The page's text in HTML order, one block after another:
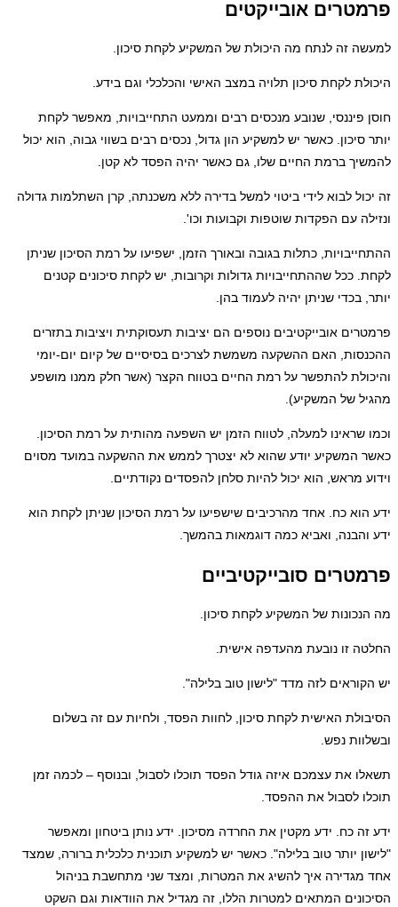
אובייקטים
לנתח מה היכולת של המשקיע לקחת סיכון.
סיכון תלויה במצב האישי והכלכלי וגם בידע.
שנובע מנכסים רבים וממעט התחייבויות, מאפשר לקחת
כאשר יש למשקיע הון גדול, נכסים רבים בשווי גבוה, הוא יכול
החיים שלו, גם כאשר יהיה הפסד לא קטן.
לידי ביטוי למשל בדירה ללא משכנתה, קרן השתלמות גדולה
הפקדות שוטפות וקבועות וכו'.
כתלות בגובה ובאורך הזמן, ישפיעו על רמת הסיכון שניתן
שההתחייבויות גדולות וקרובות, יש לקחת סיכונים קטנים
שניתן יהיה לעמוד בהן.
נוספים הם יציבות תעסוקתית ויציבות בתזרים
האם ההשקעה משמשת לצרכים בסיסיים של קיום יום-יומי
על רמת החיים בטווח הקצר (אשר חלק ממנו מושפע
המשקיע).
למעלה, לטווח הזמן יש השפעה מהותית על רמת הסיכון.
יודע שהוא לא יצטרך לממש את ההשקעה במועד מסוים
הוא יכול להיות סלחן להפסדים נקודתיים.
אחד מהרכיבים שישפיעו על רמת הסיכון שניתן לקחת הוא
ואביא כמה דוגמאות בהמשך.
סובייקטיביים
של המשקיע לקחת סיכון.
נובעת מהעדפה אישית.
לזה מדד "לישון טוב בלילה".
לקחת סיכון, לחוות הפסד, ולחיות עם זה בשלום
עצמכם איזה גודל הפסד תוכלו לסבול, ובנוסף – לכמה זמן
את ההפסד.
ידע מקטין את החרדה מסיכון. ידע נותן ביטחון ומאפשר
טוב בלילה". כאשר יש למשקיע תוכנית כלכלית ברורה, שמצד
איך להשיג את המטרות, ומצד שני מתחשבת בניהול
המתאים למטרות הללו, זה מגדיל את הוודאות וגם השקט